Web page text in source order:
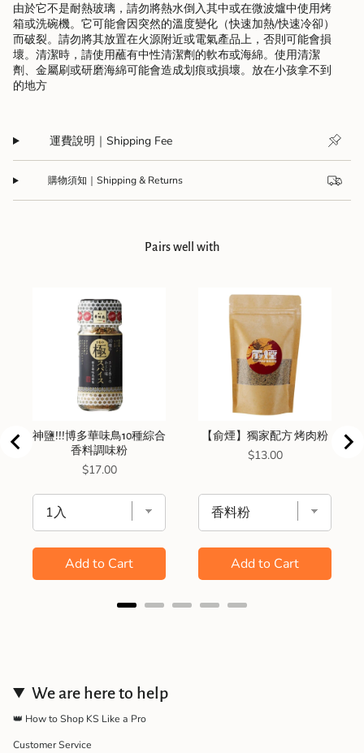
由於它不是耐熱玻璃，請勿將熱水倒入其中或在微波爐中使用烤
箱或洗碗機。它可能會因突然的溫度變化（快速加熱/快速冷卻）
而破裂。請勿將其放置在火源附近或電氣產品上，否則可能會損
壞。清潔時，請使用蘸有中性清潔劑的軟布或海綿。使用清潔
劑、金屬刷或研磨海綿可能會造成划痕或損壞。放在小孩拿不到
的地方
運費說明｜Shipping Fee
購物須知｜Shipping & Returns
Pairs well with
神鹽!!!博多華味鳥10種綜合
香料調味粉
Price
$17.00
Add to Cart
【俞煙】獨家配方 烤肉粉
Price
$13.00
Add to Cart
We are here to help
👑 How to Shop KS Like a Pro
Customer Service